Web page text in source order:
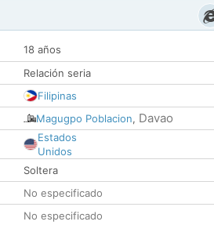
18 años
Relación seria
Filipinas
Magugpo Poblacion, Davao
Estados
Unidos
Soltera
No especificado
No especificado